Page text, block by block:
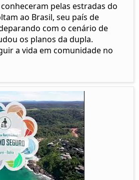
pelas estradas do
ao Brasil, seu país de
com o cenário de
os planos da dupla.
a vida em comunidade no